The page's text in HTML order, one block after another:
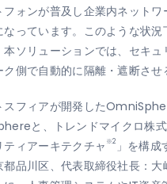
フォンが普及し企業内ネット
なっています。このような状
本ソリューションでは、セキ
ク側で自動的に隔離・遮断さ
スフィアが開発した
と、トレンドマイクロ株
ティアーキテクチャ ※2 」を構成
都品川区、代表取締役社長：